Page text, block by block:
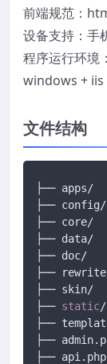
前端规范：
设备支持：手
程序运行环
windows +
文件结构
├──
├──
├── static
├──
├──
├──